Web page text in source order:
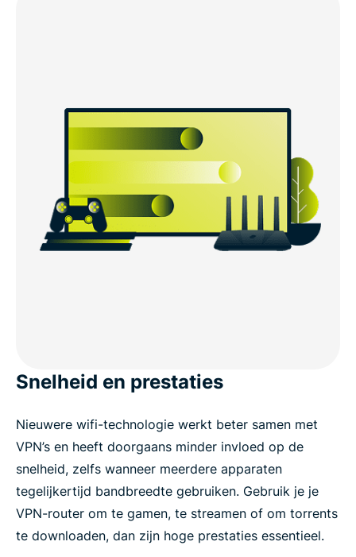
Snelheid en prestaties
Nieuwere wifi-technologie werkt beter samen met
VPN’s en heeft doorgaans minder invloed op de
snelheid, zelfs wanneer meerdere apparaten
tegelijkertijd bandbreedte gebruiken. Gebruik je je
VPN-router om te gamen, te streamen of om torrents
te downloaden, dan zijn hoge prestaties essentieel.